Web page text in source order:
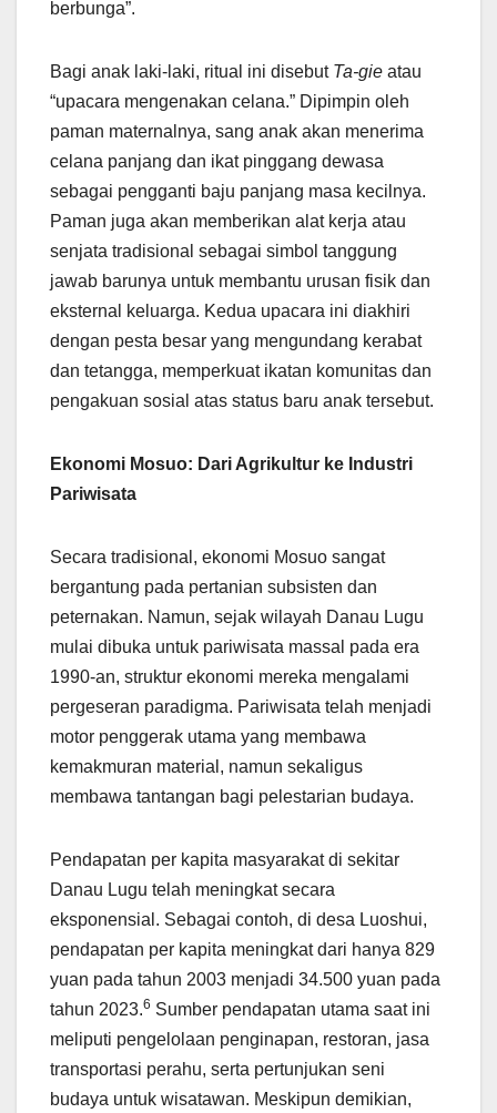
berbunga”.
Bagi anak laki-laki, ritual ini disebut Ta-gie atau
“upacara mengenakan celana.” Dipimpin oleh
paman maternalnya, sang anak akan menerima
celana panjang dan ikat pinggang dewasa
sebagai pengganti baju panjang masa kecilnya.
Paman juga akan memberikan alat kerja atau
senjata tradisional sebagai simbol tanggung
jawab barunya untuk membantu urusan fisik dan
eksternal keluarga. Kedua upacara ini diakhiri
dengan pesta besar yang mengundang kerabat
dan tetangga, memperkuat ikatan komunitas dan
pengakuan sosial atas status baru anak tersebut.
Ekonomi Mosuo: Dari Agrikultur ke Industri
Pariwisata
Secara tradisional, ekonomi Mosuo sangat
bergantung pada pertanian subsisten dan
peternakan. Namun, sejak wilayah Danau Lugu
mulai dibuka untuk pariwisata massal pada era
1990-an, struktur ekonomi mereka mengalami
pergeseran paradigma. Pariwisata telah menjadi
motor penggerak utama yang membawa
kemakmuran material, namun sekaligus
membawa tantangan bagi pelestarian budaya.
Pendapatan per kapita masyarakat di sekitar
Danau Lugu telah meningkat secara
eksponensial. Sebagai contoh, di desa Luoshui,
pendapatan per kapita meningkat dari hanya 829
yuan pada tahun 2003 menjadi 34.500 yuan pada
tahun 2023.6 Sumber pendapatan utama saat ini
meliputi pengelolaan penginapan, restoran, jasa
transportasi perahu, serta pertunjukan seni
budaya untuk wisatawan. Meskipun demikian,